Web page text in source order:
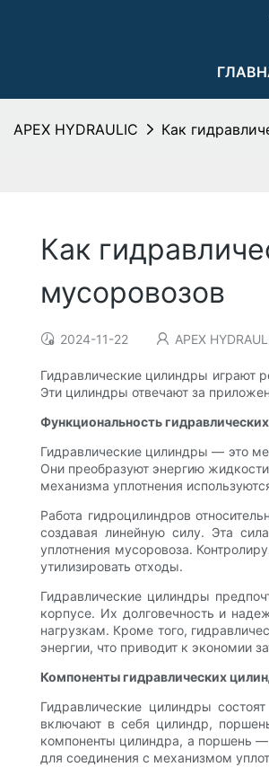
APEX HYDRAULIC Как
Как
мусоровозов
2024-11-22 APEX
Гидравлические цилиндры играют
Эти цилиндры отвечают за
Функциональность
Гидравлические цилиндры — это
Они преобразуют энергию
механизма уплотнения
Работа гидроцилиндров
создавая линейную силу. Эта
уплотнения мусоровоза.
утилизировать отходы.
Гидравлические цилиндры
корпусе. Их долговечность и
нагрузкам. Кроме того,
энергии, что приводит к экономии
Компоненты гидравлических
Гидравлические цилиндры
включают в себя цилиндр,
компоненты цилиндра, а поршень
для соединения с механизмом